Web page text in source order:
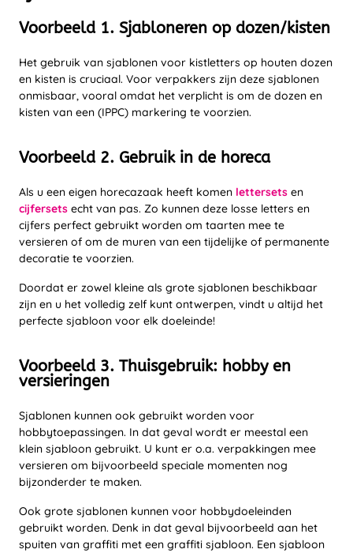
Voorbeeld 1. Sjabloneren op dozen/kisten
Het gebruik van sjablonen voor kistletters op houten dozen
en kisten is cruciaal. Voor verpakkers zijn deze sjablonen
onmisbaar, vooral omdat het verplicht is om de dozen en
kisten van een (IPPC) markering te voorzien.
Voorbeeld 2. Gebruik in de horeca
Als u een eigen horecazaak heeft komen lettersets en
cijfersets echt van pas. Zo kunnen deze losse letters en
cijfers perfect gebruikt worden om taarten mee te
versieren of om de muren van een tijdelijke of permanente
decoratie te voorzien.
Doordat er zowel kleine als grote sjablonen beschikbaar
zijn en u het volledig zelf kunt ontwerpen, vindt u altijd het
perfecte sjabloon voor elk doeleinde!
Voorbeeld 3. Thuisgebruik: hobby en
versieringen
Sjablonen kunnen ook gebruikt worden voor
hobbytoepassingen. In dat geval wordt er meestal een
klein sjabloon gebruikt. U kunt er o.a. verpakkingen mee
versieren om bijvoorbeeld speciale momenten nog
bijzonderder te maken.
Ook grote sjablonen kunnen voor hobbydoeleinden
gebruikt worden. Denk in dat geval bijvoorbeeld aan het
spuiten van graffiti met een graffiti sjabloon. Een sjabloon